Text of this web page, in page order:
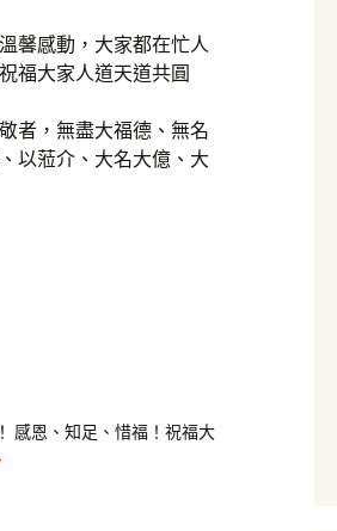
馨感動，大家都在忙人
福大家人道天道共圓
者，無盡大福德、無名
以蒞介、大名大億、大
感恩、知足、惜福！祝福大